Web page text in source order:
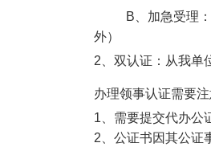
B 、加急受理
外）
2 、双认证：从我
办理领事认证需要注
1 、需要提交代办公
2 、公证书因其公证